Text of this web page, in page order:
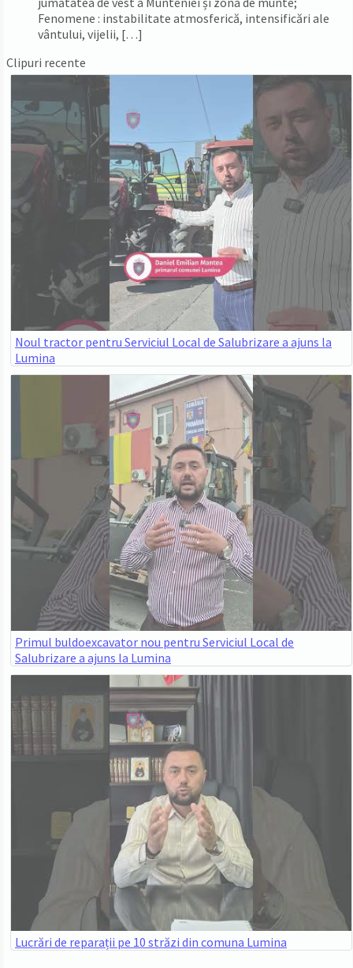
Fenomene : instabilitate atmosferică, intensificări ale
vântului, vijelii, […]
Clipuri recente
Noul tractor pentru Serviciul Local de Salubrizare a ajuns la
Lumina
Primul buldoexcavator nou pentru Serviciul Local de
Salubrizare a ajuns la Lumina
Lucrări de reparații pe 10 străzi din comuna Lumina